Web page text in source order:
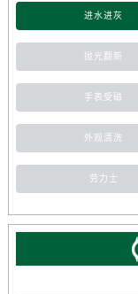
进水进灰
抛光翻新
手表受磁
外观清洗
劳力士